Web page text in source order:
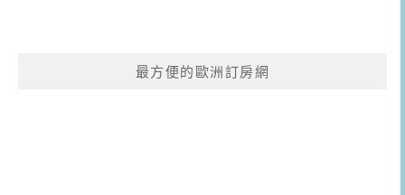
最方便的歐洲訂房網